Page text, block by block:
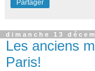
Partager
dimanche 13
Les anciens
Paris!